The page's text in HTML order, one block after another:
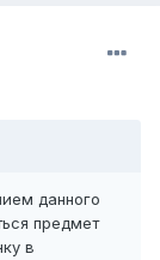
данного
предмет
в